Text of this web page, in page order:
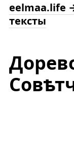
eelmaa.life
тексты